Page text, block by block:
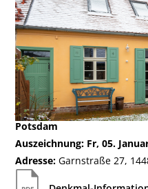
Januar
Potsdam
Auszeichnung: Fr, 05.
Adresse: Garnstraße 27,